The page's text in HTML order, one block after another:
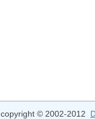
copyright © 2002-2012